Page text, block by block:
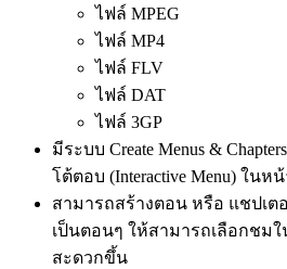
ไฟล์ MPEG
ไฟล์ MP4
ไฟล์ FLV
ไฟล์ DAT
ไฟล์ 3GP
มีระบบ Create Menus &
โต้ตอบ (Interactive Menu) ใน
สามารถสร้างตอน หรือ แชปเต
เป็นตอนๆ ให้สามารถเลือกชม
สะดวกขึ้น